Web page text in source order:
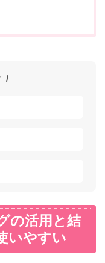
/
の活用と結
いやすい